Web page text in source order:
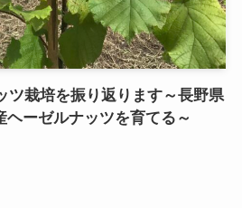
ツ栽培を振り返ります～長野県
ヘーゼルナッツを育てる～